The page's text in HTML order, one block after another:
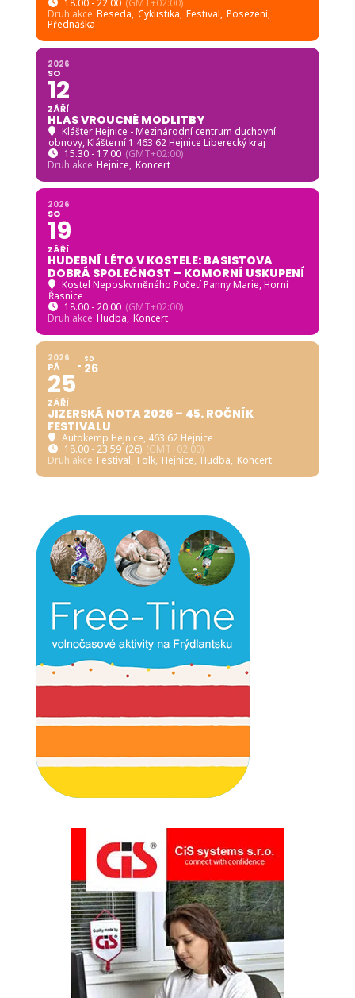
Druh akce Beseda, Cyklistika, Festival, Posezení,
Přednáška
2026
SO
12
ZÁŘÍ
HLAS VROUCNÉ MODLITBY
Klášter Hejnice - Mezinárodní centrum duchovní
obnovy, Klášterní 1 463 62 Hejnice Liberecký kraj
15.30 - 17.00 (GMT+02:00)
Druh akce Hejnice, Koncert
2026
SO
19
ZÁŘÍ
HUDEBNÍ LÉTO V KOSTELE: BASISTOVA
DOBRÁ SPOLEČNOST – KOMORNÍ USKUPENÍ
Kostel Neposkvrněného Početí Panny Marie, Horní
Řasnice
18.00 - 20.00 (GMT+02:00)
Druh akce Hudba, Koncert
2026
PÁ
25
ZÁŘÍ
SO
26
JIZERSKÁ NOTA 2026 – 45. ROČNÍK
FESTIVALU
Autokemp Hejnice, 463 62 Hejnice
18.00 - 23.59 (26) (GMT+02:00)
Druh akce Festival, Folk, Hejnice, Hudba, Koncert